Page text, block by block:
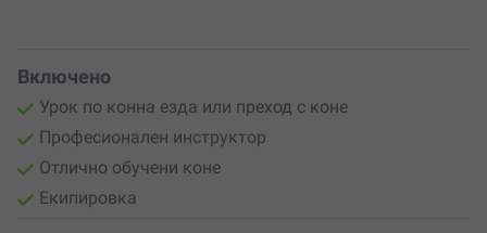
Включено
Урок по конна езда или преход с коне
Професионален инструктор
Отлично обучени коне
Екипировка